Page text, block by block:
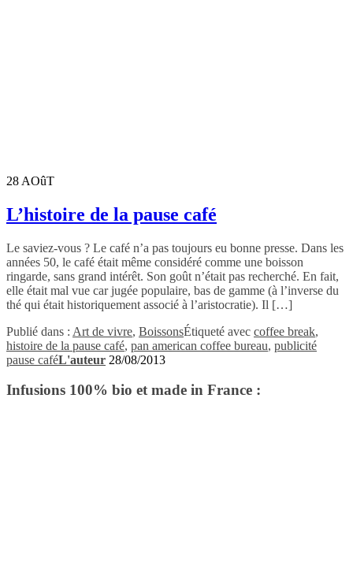
28 AOûT
L’histoire de la pause café
Le saviez-vous ? Le café n’a pas toujours eu bonne presse. Dans les
années 50, le café était même considéré comme une boisson
ringarde, sans grand intérêt. Son goût n’était pas recherché. En fait,
elle était mal vue car jugée populaire, bas de gamme (à l’inverse du
thé qui était historiquement associé à l’aristocratie). Il […]
Publié dans : Art de vivre, BoissonsÉtiqueté avec coffee break,
histoire de la pause café, pan american coffee bureau, publicité
pause caféL'auteur 28/08/2013
Infusions 100% bio et made in France :